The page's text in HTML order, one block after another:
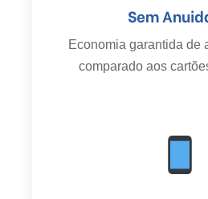
Sem
Economia garantida de
comparado aos